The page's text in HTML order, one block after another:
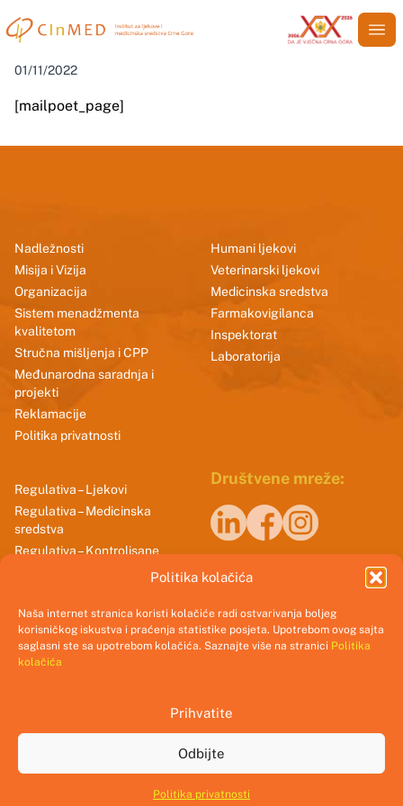
Politika kolačića
Naša internet stranica koristi kolačiće radi ostvarivanja boljeg
korisničkog iskustva i praćenja statistike posjeta. Upotrebom ovog sajta
saglasni ste sa upotrebom kolačića. Saznajte više na stranici Politika
kolačića
Prihvatite
Odbijte
Politika privatnosti
MailPoet Page
01/11/2022
[mailpoet_page]
Nadležnosti
Misija i Vizija
Organizacija
Sistem menadžmenta
kvalitetom
Stručna mišljenja i CPP
Međunarodna saradnja i
projekti
Reklamacije
Politika privatnosti
Humani ljekovi
Veterinarski ljekovi
Medicinska sredstva
Farmakovigilanca
Inspektorat
Laboratorija
Regulativa – Ljekovi
Regulativa – Medicinska
sredstva
Regulativa – Kontrolisane
Društvene mreže:
@2025 CInMED.me || All rights reserved.
Crafted with